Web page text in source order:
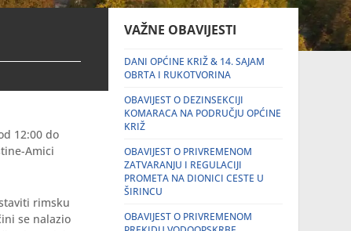
12:00 do
Amici
rimsku
se nalazio
VAŽNE OBAVIJESTI
DANI OPĆINE KRIŽ & 14. SAJAM
OBRTA I RUKOTVORINA
OBAVIJEST O DEZINSEKCIJI
KOMARACA NA PODRUČJU OPĆINE
KRIŽ
OBAVIJEST O PRIVREMENOM
ZATVARANJU I REGULACIJI
PROMETA NA DIONICI CESTE U
ŠIRINCU
OBAVIJEST O PRIVREMENOM